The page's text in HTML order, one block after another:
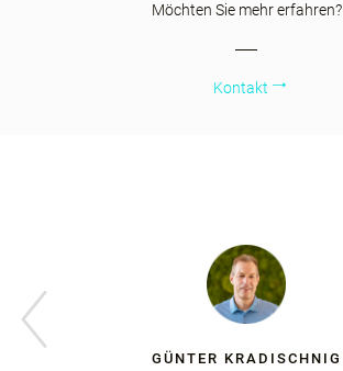
Möchten Sie mehr erfahren?
Kontakt
GÜNTER KRADISCHNIG